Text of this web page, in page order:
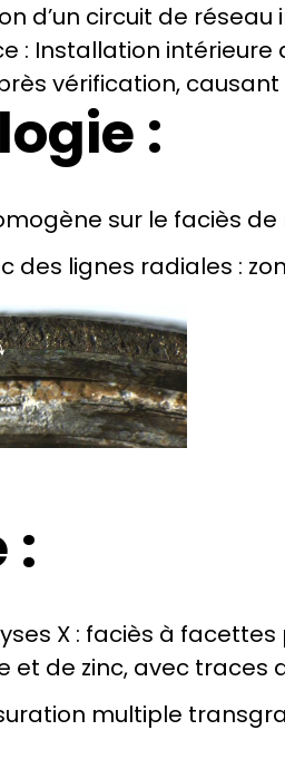
d’un circuit de réseau
: Installation intérieure
vérification,
:
sur le faciès de
des lignes radiales :
:
X : faciès à
et de zinc, avec traces
multiple